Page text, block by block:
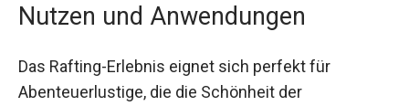
Nutzen und Anwendungen
Das Rafting-Erlebnis eignet sich perfekt für
Abenteuerlustige, die die Schönheit der